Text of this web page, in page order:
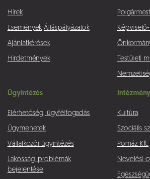
Hírek
Események Álláspályázatok
Ajánlatkérések
Hirdetmények Testületi
Ügyintézés
Elérhetőség, ügyfélfogadás
Ügymenetek
Vállalkozói ügyintézés
Lakossági problémák
bejelentése
Kultúra
Szociális
Pomáz Kft.
Nevelési-